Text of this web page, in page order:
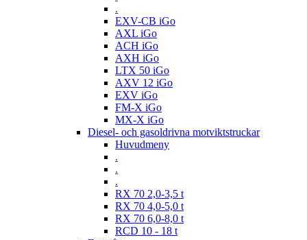
.
EXV-CB iGo
AXL iGo
ACH iGo
AXH iGo
LTX 50 iGo
AXV 12 iGo
EXV iGo
FM-X iGo
MX-X iGo
Diesel- och gasoldrivna motviktstruckar
Huvudmeny
.
.
.
RX 70 2,0-3,5 t
RX 70 4,0-5,0 t
RX 70 6,0-8,0 t
RCD 10 - 18 t